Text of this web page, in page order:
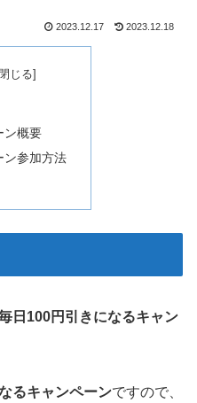
2023.12.17 2023.12.18
ン概要
ン参加方法
日100円引きになるキャン
るキャンペーンですので、